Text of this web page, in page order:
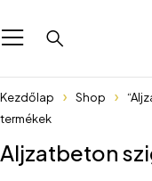
Kezdőlap Shop
termékek
Aljzatbeton